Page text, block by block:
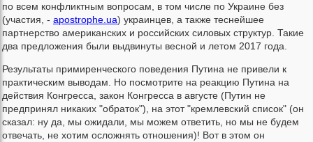
по всем конфликтным вопросам, в том числе по Украине без
(участия, - apostrophe.ua) украинцев, а также теснейшее
партнерство американских и российских силовых структур. Такие
два предложения были выдвинуты весной и летом 2017 года.
Результаты примиренческого поведения Путина не привели к
практическим выводам. Но посмотрите на реакцию Путина на
действия Конгресса, закон Конгресса в августе (Путин не
предпринял никаких "обраток"), на этот "кремлевский список" (он
сказал: ну да, мы ожидали, мы можем ответить, но мы не будем
отвечать, не хотим осложнять отношения)! Вот в этом он